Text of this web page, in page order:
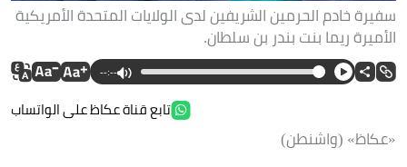
سفيرة خادم الحرمين الشريفين لدى الولايات المتحدة الأمريكية
الأميرة ريما بنت بندر بن سلطان.
--:--
تابع قناة عكاظ على الواتساب
«عكاظ» (واشنطن)